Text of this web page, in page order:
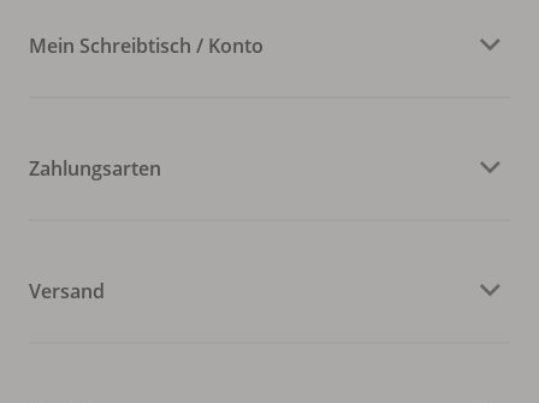
Mein Schreibtisch / Konto
Zahlungsarten
Versand